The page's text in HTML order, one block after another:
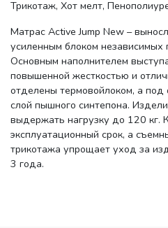
Трикотаж, Хот мелт,
Матрас Active Jump New –
усиленным блоком
Основным наполнителем
повышенной жесткостью и
отделены термовойлоком, а под
слой пышного синтепона.
выдержать нагрузку до 120 кг.
эксплуатационный срок, а
трикотажа упрощает уход за
3 года.